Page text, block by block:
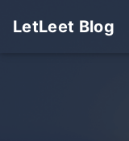
LetLeet Blog